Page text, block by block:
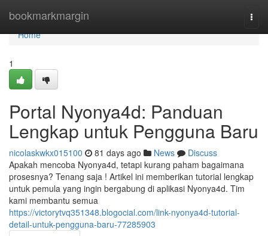
bookmarkmargin
Home
Home
1
Portal Nyonya4d: Panduan
Lengkap untuk Pengguna Baru
nicolaskwkx015100 81 days ago News
Discuss
Apakah mencoba Nyonya4d, tetapi kurang paham bagaimana
prosesnya? Tenang saja ! Artikel ini memberikan tutorial lengkap
untuk pemula yang ingin bergabung di aplikasi Nyonya4d. Tim
kami membantu semua
https://victorytvq351348.blogocial.com/link-nyonya4d-tutorial-
detail-untuk-pengguna-baru-77285903